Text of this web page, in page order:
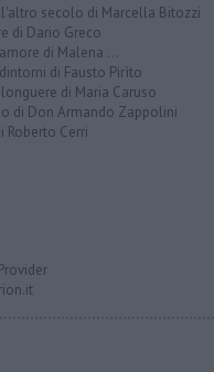
secolo di Marcella Bitozzi
di Dario Greco
di Malena ...
di Fausto Pirìto
di Maria Caruso
di Don Armando Zappolini
Roberto Cerri